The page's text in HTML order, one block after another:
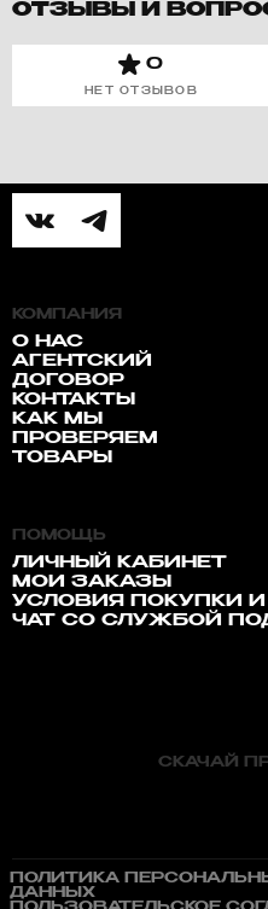
ОТЗЫВЫ И
0
НЕТ ОТЗЫВОВ
КОМПАНИЯ
О НАС
АГЕНТСКИЙ
ДОГОВОР
КОНТАКТЫ
КАК МЫ
ПРОВЕРЯЕМ
ТОВАРЫ
ПОМОЩЬ
ЛИЧНЫЙ КАБИНЕТ
МОИ ЗАКАЗЫ
УСЛОВИЯ ПОКУПКИ И
ЧАТ СО СЛУЖБОЙ
СКАЧАЙ
ПОЛИТИКА
ДАННЫХ